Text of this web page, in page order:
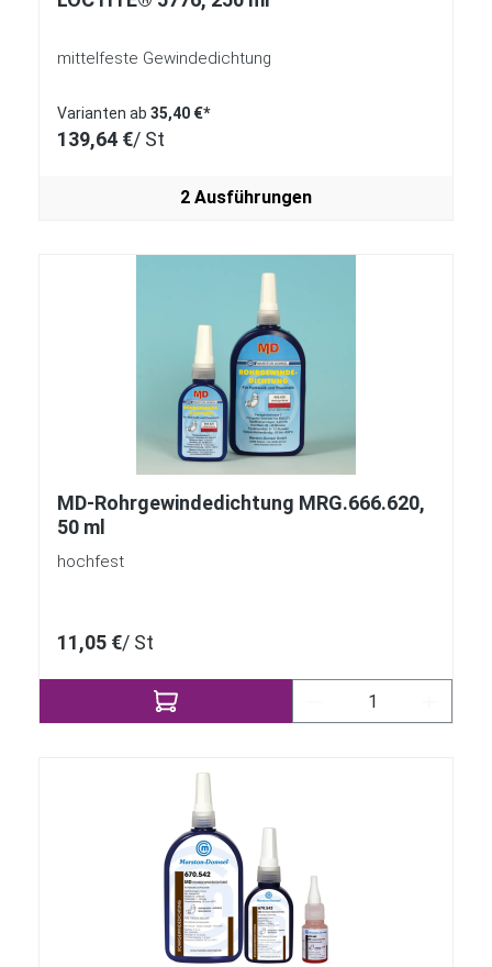
mittelfeste Gewindedichtung
Varianten ab 35,40 €*
139,64 €/ St
2 Ausführungen
MD-Rohrgewindedichtung MRG.666.620,
50 ml
hochfest
11,05 €/ St
Produkt Anzahl: